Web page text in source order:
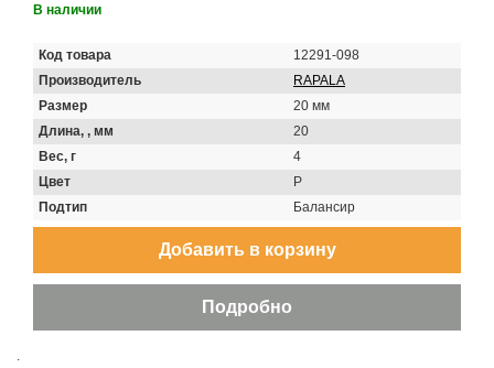
В наличии
Код товара
12291-098
Производитель
RAPALA
Размер
20 мм
Длина, , мм
20
Вес, г
4
Цвет
P
Подтип
Балансир